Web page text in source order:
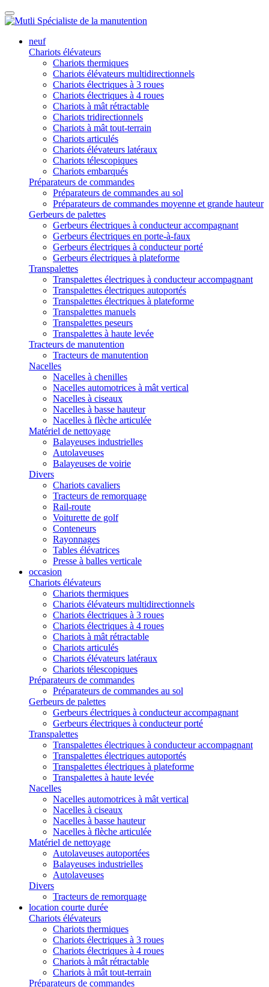
neuf
Chariots élévateurs
Chariots thermiques
Chariots élévateurs multidirectionnels
Chariots électriques à 3 roues
Chariots électriques à 4 roues
Chariots à mât rétractable
Chariots tridirectionnels
Chariots à mât tout-terrain
Chariots articulés
Chariots élévateurs latéraux
Chariots télescopiques
Chariots embarqués
Préparateurs de commandes
Préparateurs de commandes au sol
Préparateurs de commandes moyenne et grande hauteur
Gerbeurs de palettes
Gerbeurs électriques à conducteur accompagnant
Gerbeurs électriques en porte-à-faux
Gerbeurs électriques à conducteur porté
Gerbeurs électriques à plateforme
Transpalettes
Transpalettes électriques à conducteur accompagnant
Transpalettes électriques autoportés
Transpalettes électriques à plateforme
Transpalettes manuels
Transpalettes peseurs
Transpalettes à haute levée
Tracteurs de manutention
Tracteurs de manutention
Nacelles
Nacelles à chenilles
Nacelles automotrices à mât vertical
Nacelles à ciseaux
Nacelles à basse hauteur
Nacelles à flèche articulée
Matériel de nettoyage
Balayeuses industrielles
Autolaveuses
Balayeuses de voirie
Divers
Chariots cavaliers
Tracteurs de remorquage
Rail-route
Voiturette de golf
Conteneurs
Rayonnages
Tables élévatrices
Presse à balles verticale
occasion
Chariots élévateurs
Chariots thermiques
Chariots élévateurs multidirectionnels
Chariots électriques à 3 roues
Chariots électriques à 4 roues
Chariots à mât rétractable
Chariots articulés
Chariots élévateurs latéraux
Chariots télescopiques
Préparateurs de commandes
Préparateurs de commandes au sol
Gerbeurs de palettes
Gerbeurs électriques à conducteur accompagnant
Gerbeurs électriques à conducteur porté
Transpalettes
Transpalettes électriques à conducteur accompagnant
Transpalettes électriques autoportés
Transpalettes électriques à plateforme
Transpalettes à haute levée
Nacelles
Nacelles automotrices à mât vertical
Nacelles à ciseaux
Nacelles à basse hauteur
Nacelles à flèche articulée
Matériel de nettoyage
Autolaveuses autoportées
Balayeuses industrielles
Autolaveuses
Divers
Tracteurs de remorquage
location courte durée
Chariots élévateurs
Chariots thermiques
Chariots électriques à 3 roues
Chariots électriques à 4 roues
Chariots à mât rétractable
Chariots à mât tout-terrain
Préparateurs de commandes